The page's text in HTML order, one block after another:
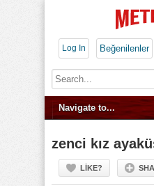
Log In Beğenilenler
zenci kız
LIKE?